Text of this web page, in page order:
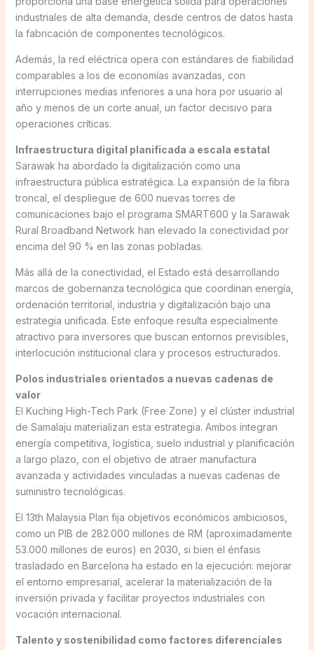
industriales de alta demanda, desde centros de datos hasta
la fabricación de componentes tecnológicos.
Además, la red eléctrica opera con estándares de fiabilidad
comparables a los de economías avanzadas, con
interrupciones medias inferiores a una hora por usuario al
año y menos de un corte anual, un factor decisivo para
operaciones críticas.
Infraestructura digital planificada a escala estatal
Sarawak ha abordado la digitalización como una
infraestructura pública estratégica. La expansión de la fibra
troncal, el despliegue de 600 nuevas torres de
comunicaciones bajo el programa SMART600 y la Sarawak
Rural Broadband Network han elevado la conectividad por
encima del 90 % en las zonas pobladas.
Más allá de la conectividad, el Estado está desarrollando
marcos de gobernanza tecnológica que coordinan energía,
ordenación territorial, industria y digitalización bajo una
estrategia unificada. Este enfoque resulta especialmente
atractivo para inversores que buscan entornos previsibles,
interlocución institucional clara y procesos estructurados.
Polos industriales orientados a nuevas cadenas de
valor
El Kuching High-Tech Park (Free Zone) y el clúster industrial
de Samalaju materializan esta estrategia. Ambos integran
energía competitiva, logística, suelo industrial y planificación
a largo plazo, con el objetivo de atraer manufactura
avanzada y actividades vinculadas a nuevas cadenas de
suministro tecnológicas.
El 13th Malaysia Plan fija objetivos económicos ambiciosos,
como un PIB de 282.000 millones de RM (aproximadamente
53.000 millones de euros) en 2030, si bien el énfasis
trasladado en Barcelona ha estado en la ejecución: mejorar
el entorno empresarial, acelerar la materialización de la
inversión privada y facilitar proyectos industriales con
vocación internacional.
Talento y sostenibilidad como factores diferenciales